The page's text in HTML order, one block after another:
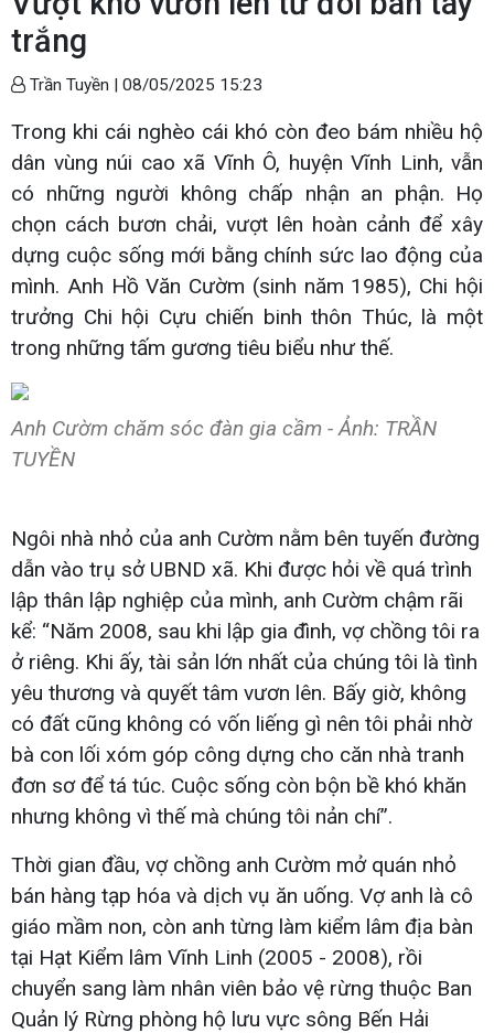
trắng
Trần Tuyền | 08/05/2025 15:23
Trong khi cái nghèo cái khó còn đeo bám nhiều hộ
dân vùng núi cao xã Vĩnh Ô, huyện Vĩnh Linh, vẫn
có những người không chấp nhận an phận. Họ
chọn cách bươn chải, vượt lên hoàn cảnh để xây
dựng cuộc sống mới bằng chính sức lao động của
mình. Anh Hồ Văn Cườm (sinh năm 1985), Chi hội
trưởng Chi hội Cựu chiến binh thôn Thúc, là một
trong những tấm gương tiêu biểu như thế.
Anh Cườm chăm sóc đàn gia cầm - Ảnh: TRẦN
TUYỀN
Ngôi nhà nhỏ của anh Cườm nằm bên tuyến đường
dẫn vào trụ sở UBND xã. Khi được hỏi về quá trình
lập thân lập nghiệp của mình, anh Cườm chậm rãi
kể: “Năm 2008, sau khi lập gia đình, vợ chồng tôi ra
ở riêng. Khi ấy, tài sản lớn nhất của chúng tôi là tình
yêu thương và quyết tâm vươn lên. Bấy giờ, không
có đất cũng không có vốn liếng gì nên tôi phải nhờ
bà con lối xóm góp công dựng cho căn nhà tranh
đơn sơ để tá túc. Cuộc sống còn bộn bề khó khăn
nhưng không vì thế mà chúng tôi nản chí”.
Thời gian đầu, vợ chồng anh Cườm mở quán nhỏ
bán hàng tạp hóa và dịch vụ ăn uống. Vợ anh là cô
giáo mầm non, còn anh từng làm kiểm lâm địa bàn
tại Hạt Kiểm lâm Vĩnh Linh (2005 - 2008), rồi
chuyển sang làm nhân viên bảo vệ rừng thuộc Ban
Quản lý Rừng phòng hộ lưu vực sông Bến Hải